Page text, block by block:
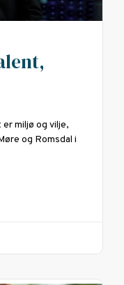
miljø og vilje,
og Romsdal i